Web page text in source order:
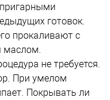
готовок.
прокаливают с
не требуется.
При умелом
Покрывать ли